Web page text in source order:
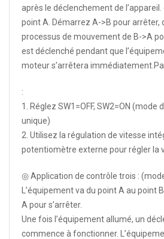
après le déclenchement de
point A. Démarrez A->B pour arrêter,
processus de mouvement de B->A
est déclenché pendant que
moteur s’arrêtera
:
1. Réglez SW1=OFF, SW2=ON
unique)
2. Utilisez la régulation de vitesse
potentiomètre externe pour régler la
◎ Application de contrôle trois :
L’équipement va du point A au point
A pour s’arrêter.
Une fois l’équipement allumé, un
commence à fonctionner.